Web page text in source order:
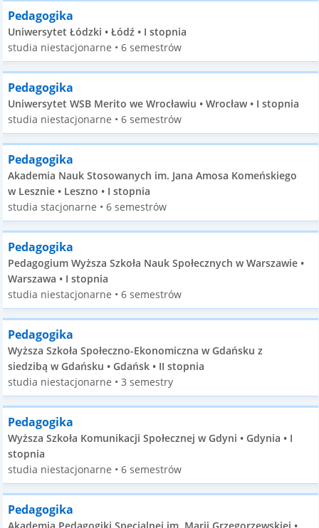
Pedagogika
Uniwersytet Łódzki • Łódź • I stopnia
studia niestacjonarne • 6 semestrów
Pedagogika
Uniwersytet WSB Merito we Wrocławiu • Wrocław • I stopnia
studia niestacjonarne • 6 semestrów
Pedagogika
Akademia Nauk Stosowanych im. Jana Amosa Komeńskiego
w Lesznie • Leszno • I stopnia
studia stacjonarne • 6 semestrów
Pedagogika
Pedagogium Wyższa Szkoła Nauk Społecznych w Warszawie •
Warszawa • I stopnia
studia niestacjonarne • 6 semestrów
Pedagogika
Wyższa Szkoła Społeczno-Ekonomiczna w Gdańsku z
siedzibą w Gdańsku • Gdańsk • II stopnia
studia niestacjonarne • 3 semestry
Pedagogika
Wyższa Szkoła Komunikacji Społecznej w Gdyni • Gdynia • I
stopnia
studia niestacjonarne • 6 semestrów
Pedagogika